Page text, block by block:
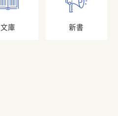
文庫 新書